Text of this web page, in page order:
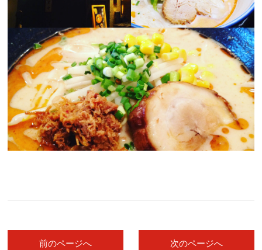
前のページへ 次のページへ